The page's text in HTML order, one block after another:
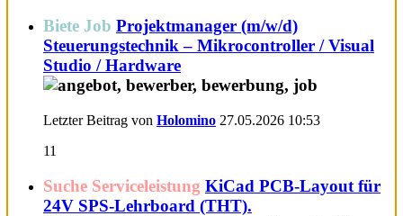
Biete Job Projektmanager (m/w/d)
Steuerungstechnik – Mikrocontroller / Visual
Studio / Hardware
Letzter Beitrag von Holomino 27.05.2026 10:53
11
Suche Serviceleistung KiCad PCB-Layout für
24V SPS-Lehrboard (THT).